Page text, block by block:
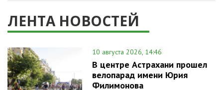
ЛЕНТА НОВОСТЕЙ
10 августа 2026, 14:46
В центре Астрахани прошел
велопарад имени Юрия
Филимонова